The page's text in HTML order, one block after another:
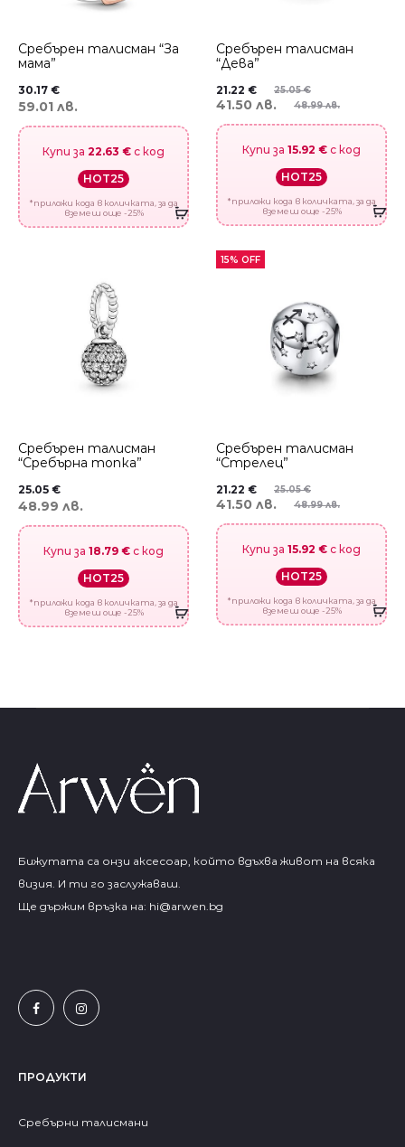
Сребърен талисман “За
мама”
30.17 €
59.01 лв.
Купи за 22.63 € с код
HOT25
*приложи кода в количката, за да
вземеш още -25%
Сребърен талисман
“Дева”
25.05€
21.22 €
48.99 лв.
41.50 лв.
Купи за 15.92 € с код
HOT25
*приложи кода в количката, за да
вземеш още -25%
Сребърен талисман
“Сребърна топка”
25.05 €
48.99 лв.
Купи за 18.79 € с код
HOT25
*приложи кода в количката, за да
вземеш още -25%
15% OFF
Сребърен талисман
“Стрелец”
25.05€
21.22 €
48.99 лв.
41.50 лв.
Купи за 15.92 € с код
HOT25
*приложи кода в количката, за да
вземеш още -25%
Бижутата са онзи аксесоар, който вдъхва живот на всяка
визия. И ти го заслужаваш.
Ще държим връзка на: hi@arwen.bg
ПРОДУКТИ
Сребърни талисмани